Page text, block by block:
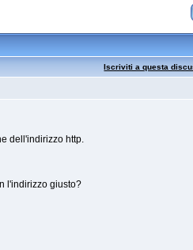
Iscriviti a questa
dell'indirizzo http.
l'indirizzo giusto?